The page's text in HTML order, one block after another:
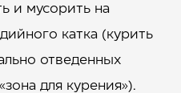
и мусорить на
катка (курить
отведенных
для курения»).